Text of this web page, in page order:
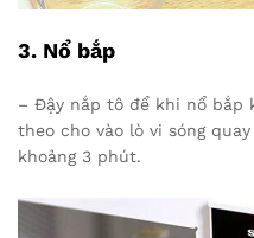
3. Nổ bắp
– Đậy nắp tô để khi nổ bắp
theo cho vào lò vi sóng
khoảng 3 phút.